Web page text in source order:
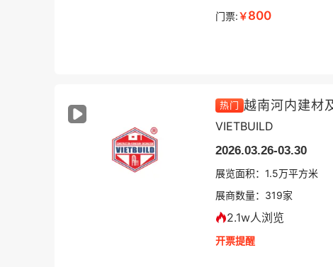
门票:￥800
热门 越南河内建材
VIETBUILD
2026.03.26-03.30
展览面积： 1.5万平方米
展商数量： 319家
2.1w人浏览
开票提醒